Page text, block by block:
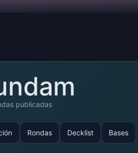
publicadas
Rondas Decklist Bases